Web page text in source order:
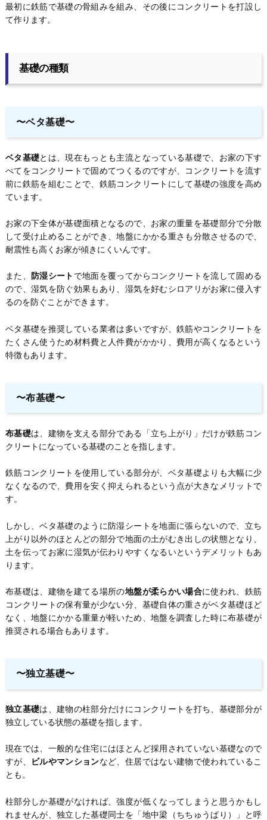
最初に鉄筋で基礎の骨組みを組み、その後にコンクリートを打設し
て作ります。
基礎の種類
〜ベタ基礎〜
ベタ基礎とは、現在もっとも主流となっている基礎で、お家の下す
べてをコンクリートで固めてつくるのですが、コンクリートを流す
前に鉄筋を組むことで、鉄筋コンクリートにして基礎の強度を高め
ています。
お家の下全体が基礎面積となるので、お家の重量を基礎部分で分散
して受け止めることができ、地盤にかかる重さも分散させるので、
耐震性も高くお家が傾きにくいんです。
また、 防湿シート で地面を覆ってからコンクリートを流して固める
ので、湿気を防ぐ効果もあり、湿気を好むシロアリがお家に侵入す
るのを防ぐことができます。
ベタ基礎を推奨している業者は多いですが、鉄筋やコンクリートを
たくさん使うため材料費と人件費がかかり、費用が高くなるという
特徴もあります。
〜布基礎〜
布基礎は、建物を支える部分である「立ち上がり」だけが鉄筋コン
クリートになっている基礎のことを指します。
鉄筋コンクリートを使用している部分が、ベタ基礎よりも大幅に少
なくなるので、費用を安く抑えられるという点が大きなメリットで
す。
しかし、ベタ基礎のように防湿シートを地面に張らないので、立ち
上がり以外のほとんどの部分で地面の土がむき出しの状態となり、
土を伝ってお家に湿気が伝わりやすくなるいというデメリットもあ
ります。
布基礎は、建物を建てる場所の地盤が柔らかい場合に使われ、鉄筋
コンクリートの保有量が少ない分、基礎自体の重さがベタ基礎ほど
なく、地盤にかかる重量が軽いため、地盤を調査した時に布基礎が
推奨される場合もあります。
〜独立基礎〜
独立基礎は、建物の柱部分だけにコンクリートを打ち、基礎部分が
独立している状態の基礎を指します。
現在では、一般的な住宅にはほとんど採用されていない基礎なので
すが、
ビルやマンションなど、住居ではない建物で使われているこ
とも。
柱部分しか基礎がなければ、強度が低くなってしまうと思うかもし
れませんが、独立した基礎同士を「地中梁（ちちゅうばり）」と呼